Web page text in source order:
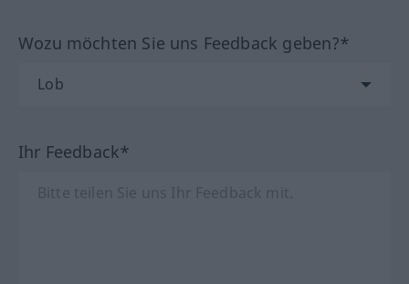
Wozu möchten Sie uns Feedback geben?*
Ihr Feedback*